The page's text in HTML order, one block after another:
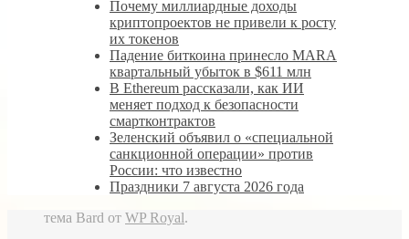
Почему миллиардные доходы
криптопроектов не привели к росту
их токенов
Падение биткоина принесло MARA
квартальный убыток в $611 млн
В Ethereum рассказали, как ИИ
меняет подход к безопасности
смартконтрактов
Зеленский объявил о «специальной
санкционной операции» против
России: что известно
Праздники 7 августа 2026 года
тема Bard от WP Royal.